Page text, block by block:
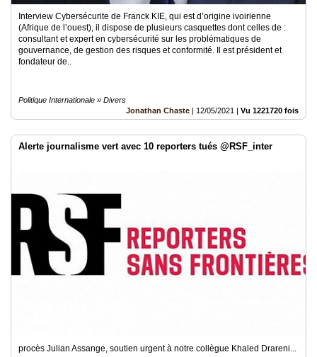
Interview Cybersécurite de Franck KIE, qui est d’origine ivoirienne
(Afrique de l’ouest), il dispose de plusieurs casquettes dont celles de :
consultant et expert en cybersécurité sur les problématiques de
gouvernance, de gestion des risques et conformité. Il est président et
fondateur de..
Politique Internationale » Divers
Jonathan Chaste | 12/05/2021 | Vu 1221720 fois
Alerte journalisme vert avec 10 reporters tués @RSF_inter
procès Julian Assange, soutien urgent à notre collègue Khaled Drareni...